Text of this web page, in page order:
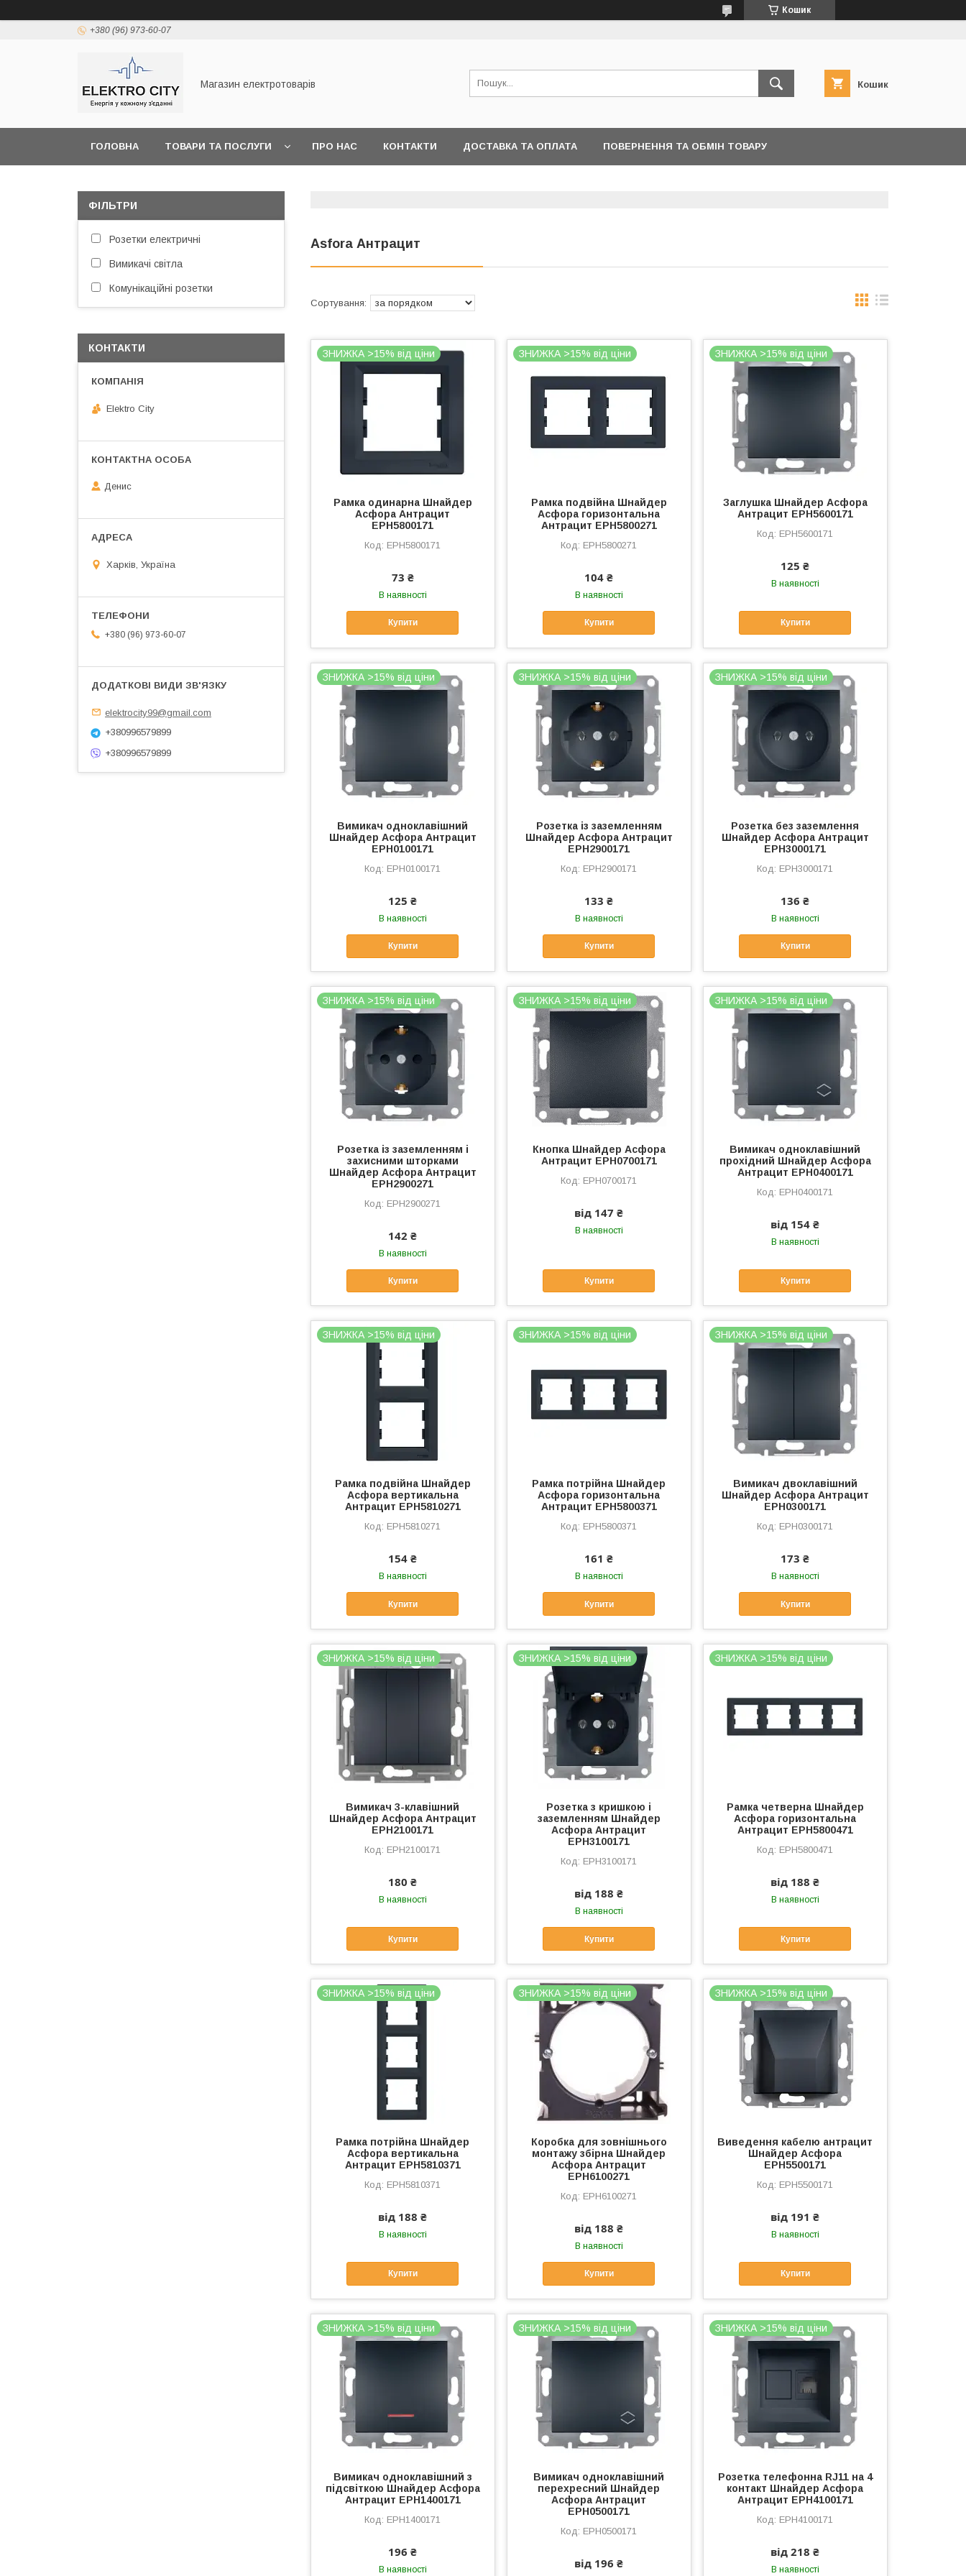
Кошик
+380 (96) 973-60-07
Магазин електротоварів Кошик
ГОЛОВНА ТОВАРИ ТА ПОСЛУГИ ПРО НАС КОНТАКТИ ДОСТАВКА ТА ОПЛАТА ПОВЕРНЕННЯ ТА ОБМІН ТОВАРУ
Asfora Антрацит
ЗНИЖКА >15% від ціни
Рамка одинарна Шнайдер
Асфора Антрацит
EPH5800171
EPH5800171
73 ₴
В наявності
Купити
ЗНИЖКА >15% від ціни
Рамка подвійна Шнайдер
Асфора горизонтальна
Антрацит EPH5800271
EPH5800271
104 ₴
В наявності
Купити
ЗНИЖКА >15% від ціни
Заглушка Шнайдер Асфора
Антрацит EPH5600171
EPH5600171
125 ₴
В наявності
Купити
ЗНИЖКА >15% від ціни
Вимикач одноклавішний
Шнайдер Асфора Антрацит
EPH0100171
EPH0100171
125 ₴
В наявності
Купити
ЗНИЖКА >15% від ціни
Розетка із заземленням
Шнайдер Асфора Антрацит
EPH2900171
EPH2900171
133 ₴
В наявності
Купити
ЗНИЖКА >15% від ціни
Розетка без заземлення
Шнайдер Асфора Антрацит
EPH3000171
EPH3000171
136 ₴
В наявності
Купити
ЗНИЖКА >15% від ціни
Розетка із заземленням і
захисними шторками
Шнайдер Асфора Антрацит
EPH2900271
EPH2900271
142 ₴
В наявності
Купити
ЗНИЖКА >15% від ціни
Кнопка Шнайдер Асфора
Антрацит EPH0700171
EPH0700171
від 147 ₴
В наявності
Купити
ЗНИЖКА >15% від ціни
Вимикач одноклавішний
прохідний Шнайдер Асфора
Антрацит EPH0400171
EPH0400171
від 154 ₴
В наявності
Купити
ЗНИЖКА >15% від ціни
Рамка подвійна Шнайдер
Асфора вертикальна
Антрацит EPH5810271
EPH5810271
154 ₴
В наявності
Купити
ЗНИЖКА >15% від ціни
Рамка потрійна Шнайдер
Асфора горизонтальна
Антрацит EPH5800371
EPH5800371
161 ₴
В наявності
Купити
ЗНИЖКА >15% від ціни
Вимикач двоклавішний
Шнайдер Асфора Антрацит
EPH0300171
EPH0300171
173 ₴
В наявності
Купити
ЗНИЖКА >15% від ціни
Вимикач 3-клавішний
Шнайдер Асфора Антрацит
EPH2100171
EPH2100171
180 ₴
В наявності
Купити
ЗНИЖКА >15% від ціни
Розетка з кришкою і
заземленням Шнайдер
Асфора Антрацит
EPH3100171
EPH3100171
від 188 ₴
В наявності
Купити
ЗНИЖКА >15% від ціни
Рамка четверна Шнайдер
Асфора горизонтальна
Антрацит EPH5800471
EPH5800471
від 188 ₴
В наявності
Купити
ЗНИЖКА >15% від ціни
Рамка потрійна Шнайдер
Асфора вертикальна
Антрацит EPH5810371
EPH5810371
від 188 ₴
В наявності
Купити
ЗНИЖКА >15% від ціни
Коробка для зовнішнього
монтажу збірна Шнайдер
Асфора Антрацит
EPH6100271
EPH6100271
від 188 ₴
В наявності
Купити
ЗНИЖКА >15% від ціни
Виведення кабелю антрацит
Шнайдер Асфора
EPH5500171
EPH5500171
від 191 ₴
В наявності
Купити
ЗНИЖКА >15% від ціни
Вимикач одноклавішний з
підсвіткою Шнайдер Асфора
Антрацит EPH1400171
EPH1400171
196 ₴
В наявності
ЗНИЖКА >15% від ціни
Вимикач одноклавішний
перехресний Шнайдер
Асфора Антрацит
EPH0500171
EPH0500171
від 196 ₴
ЗНИЖКА >15% від ціни
Розетка телефонна RJ11 на 4
контакт Шнайдер Асфора
Антрацит EPH4100171
EPH4100171
від 218 ₴
В наявності
ФІЛЬТРИ
Розетки електричні
Вимикачі світла
Комунікаційні розетки
КОНТАКТИ
Elektro City
Денис
Харків, Україна
+380 (96) 973-60-07
elektrocity99@gmail.com
+380996579899
+380996579899